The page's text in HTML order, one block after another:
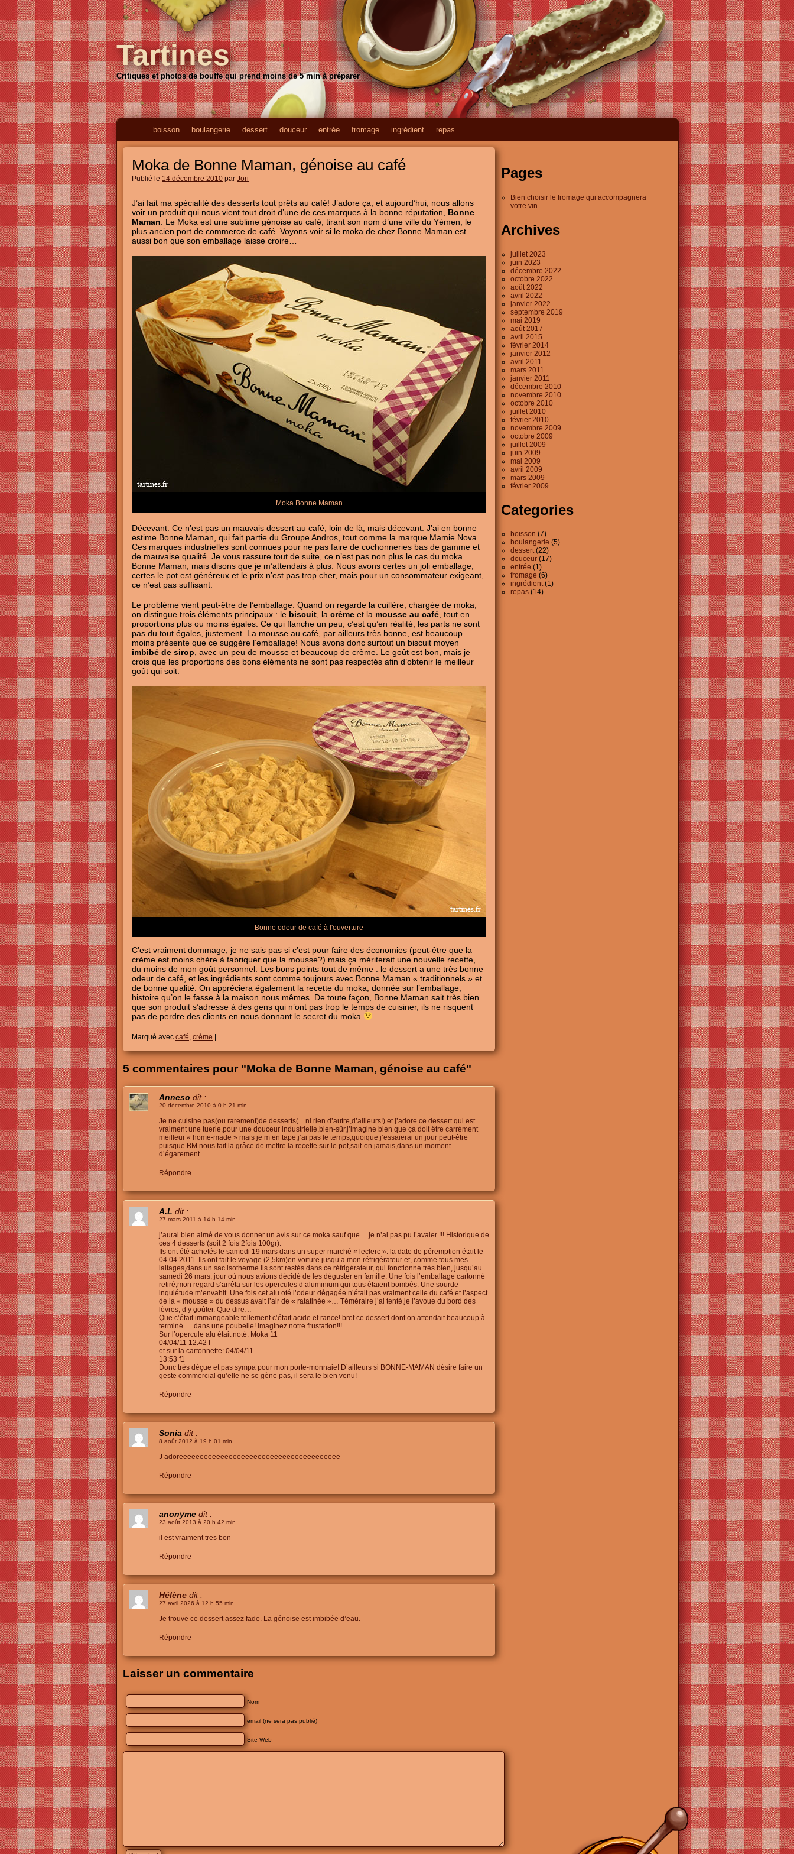
Tartines
Critiques et photos de bouffe qui prend moins de 5 min à préparer
boisson boulangerie dessert douceur entrée fromage ingrédient repas
Moka de Bonne Maman, génoise au café
Publié le 14 décembre 2010 par Jori
J’ai fait ma spécialité des desserts tout prêts au café! J’adore ça, et aujourd’hui, nous allons
voir un produit qui nous vient tout droit d’une de ces marques à la bonne réputation, Bonne
Maman . Le Moka est une sublime génoise au café, tirant son nom d’une ville du Yémen, le
plus ancien port de commerce de café. Voyons voir si le moka de chez Bonne Maman est
aussi bon que son emballage laisse croire…
Moka Bonne Maman
Décevant. Ce n’est pas un mauvais dessert au café, loin de là, mais décevant. J’ai en bonne
estime Bonne Maman, qui fait partie du Groupe Andros, tout comme la marque Mamie Nova.
Ces marques industrielles sont connues pour ne pas faire de cochonneries bas de gamme et
de mauvaise qualité. Je vous rassure tout de suite, ce n’est pas non plus le cas du moka
Bonne Maman, mais disons que je m’attendais à plus. Nous avons certes un joli emballage,
certes le pot est généreux et le prix n’est pas trop cher, mais pour un consommateur exigeant,
ce n’est pas suffisant.
Le problème vient peut-être de l’emballage. Quand on regarde la cuillère, chargée de moka,
on distingue trois éléments principaux : le biscuit , la crème et la mousse au café , tout en
proportions plus ou moins égales. Ce qui flanche un peu, c’est qu’en réalité, les parts ne sont
pas du tout égales, justement. La mousse au café, par ailleurs très bonne, est beaucoup
moins présente que ce suggère l’emballage! Nous avons donc surtout un biscuit moyen
imbibé de sirop , avec un peu de mousse et beaucoup de crème. Le goût est bon, mais je
crois que les proportions des bons éléments ne sont pas respectés afin d’obtenir le meilleur
goût qui soit.
Bonne odeur de café à l'ouverture
C’est vraiment dommage, je ne sais pas si c’est pour faire des économies (peut-être que la
crème est moins chère à fabriquer que la mousse?) mais ça mériterait une nouvelle recette,
du moins de mon goût personnel. Les bons points tout de même : le dessert a une très bonne
odeur de café, et les ingrédients sont comme toujours avec Bonne Maman « traditionnels » et
de bonne qualité. On appréciera également la recette du moka, donnée sur l’emballage,
histoire qu’on le fasse à la maison nous mêmes. De toute façon, Bonne Maman sait très bien
que son produit s’adresse à des gens qui n’ont pas trop le temps de cuisiner, ils ne risquent
pas de perdre des clients en nous donnant le secret du moka
Marqué avec café, crème
5 commentaires pour "Moka de Bonne Maman, génoise au café"
Anneso dit :
20 décembre 2010 à 0 h 21 min
Je ne cuisine pas(ou rarement)de desserts(…ni rien d’autre,d’ailleurs!) et j’adore ce dessert qui est
vraiment une tuerie,pour une douceur industrielle,bien-sûr,j’imagine bien que ça doit être carrément
meilleur « home-made » mais je m’en tape,j’ai pas le temps,quoique j’essaierai un jour peut-être
puisque BM nous fait la grâce de mettre la recette sur le pot,sait-on jamais,dans un moment
d’égarement…
Répondre
A.L dit :
27 mars 2011 à 14 h 14 min
j’aurai bien aimé de vous donner un avis sur ce moka sauf que… je n’ai pas pu l’avaler !!! Historique de
ces 4 desserts (soit 2 fois 2fois 100gr):
Ils ont été achetés le samedi 19 mars dans un super marché « leclerc ». la date de péremption était le
04.04.2011. Ils ont fait le voyage (2,5km)en voiture jusqu’a mon réfrigérateur et, comme tous mes
laitages,dans un sac isotherme.Ils sont restés dans ce réfrigérateur, qui fonctionne très bien, jusqu’au
samedi 26 mars, jour où nous avions décidé de les déguster en famille. Une fois l’emballage cartonné
retiré,mon regard s’arrêta sur les opercules d’aluminium qui tous étaient bombés. Une sourde
inquiétude m’envahit. Une fois cet alu oté l’odeur dégagée n’était pas vraiment celle du café et l’aspect
de la « mousse » du dessus avait l’air de « ratatinée »… Téméraire j’ai tenté,je l’avoue du bord des
lèvres, d’y goûter. Que dire…
Que c’était immangeable tellement c’était acide et rance! bref ce dessert dont on attendait beaucoup à
terminé … dans une poubelle! Imaginez notre frustation!!!
Sur l’opercule alu était noté: Moka 11
04/04/11 12:42 f
et sur la cartonnette: 04/04/11
13:53 f1
Donc très déçue et pas sympa pour mon porte-monnaie! D’ailleurs si BONNE-MAMAN désire faire un
geste commercial qu’elle ne se gène pas, il sera le bien venu!
Répondre
Sonia dit :
8 août 2012 à 19 h 01 min
J adoreeeeeeeeeeeeeeeeeeeeeeeeeeeeeeeeeeeeeee
Répondre
anonyme dit :
23 août 2013 à 20 h 42 min
il est vraiment tres bon
Répondre
Hélène dit :
27 avril 2026 à 12 h 55 min
Je trouve ce dessert assez fade. La génoise est imbibée d’eau.
Répondre
Laisser un commentaire
Nom
email (ne sera pas publié)
Site Web
Pages
Bien choisir le fromage qui accompagnera
votre vin
Archives
juillet 2023
juin 2023
décembre 2022
octobre 2022
août 2022
avril 2022
janvier 2022
septembre 2019
mai 2019
août 2017
avril 2015
février 2014
janvier 2012
avril 2011
mars 2011
janvier 2011
décembre 2010
novembre 2010
octobre 2010
juillet 2010
février 2010
novembre 2009
octobre 2009
juillet 2009
juin 2009
mai 2009
avril 2009
mars 2009
février 2009
Categories
boisson (7)
boulangerie (5)
dessert(22)
douceur(17)
entrée (1)
fromage (6)
ingrédient(1)
repas(14)